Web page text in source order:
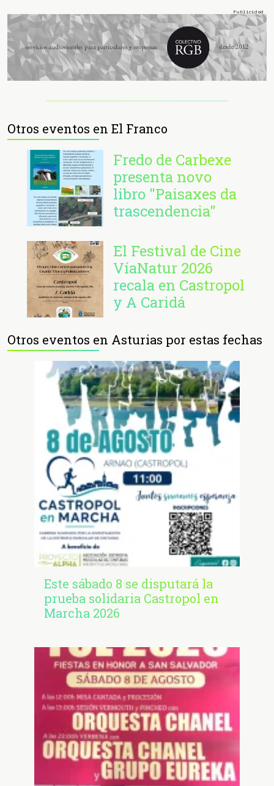
Otros eventos en El Franco
Fredo de Carbexe
presenta novo
libro "Paisaxes da
trascendencia"
El Festival de Cine
VíaNatur 2026
recala en Castropol
y A Caridá
Otros eventos en Asturias por estas fechas
Este sábado 8 se disputará la
prueba solidaria Castropol en
Marcha 2026